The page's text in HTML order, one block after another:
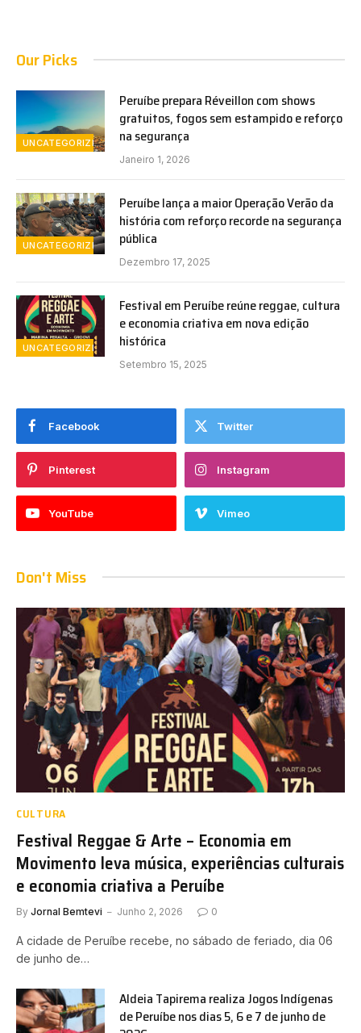
Our Picks
UNCATEGORIZED
Peruíbe prepara Réveillon com shows
gratuitos, fogos sem estampido e reforço
na segurança
Janeiro 1, 2026
UNCATEGORIZED
Peruíbe lança a maior Operação Verão da
história com reforço recorde na segurança
pública
Dezembro 17, 2025
UNCATEGORIZED
Festival em Peruíbe reúne reggae, cultura
e economia criativa em nova edição
histórica
Setembro 15, 2025
Facebook Twitter
Pinterest Instagram
YouTube Vimeo
Don't Miss
CULTURA
Festival Reggae & Arte – Economia em
Movimento leva música, experiências culturais
e economia criativa a Peruíbe
By Jornal Bemtevi Junho 2, 2026 0
A cidade de Peruíbe recebe, no sábado de feriado, dia 06
de junho de…
Aldeia Tapirema realiza Jogos Indígenas
de Peruíbe nos dias 5, 6 e 7 de junho de